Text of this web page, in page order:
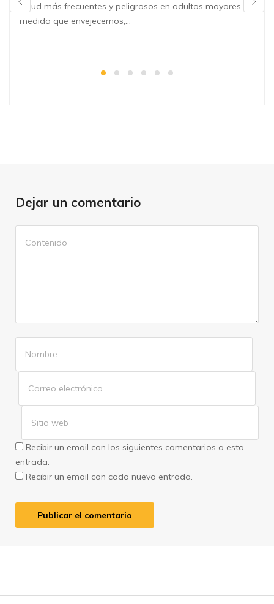
salud más frecuentes y peligrosos en adultos mayores. A
medida que envejecemos,…
Dejar un comentario
Recibir un email con los siguientes comentarios a esta
entrada.
Recibir un email con cada nueva entrada.